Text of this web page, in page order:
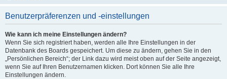
Benutzerpräferenzen und -einstellungen
Wie kann ich meine Einstellungen ändern?
Wenn Sie sich registriert haben, werden alle Ihre Einstellungen in der
Datenbank des Boards gespeichert. Um diese zu ändern, gehen Sie in den
„Persönlichen Bereich“; der Link dazu wird meist oben auf der Seite angezeigt,
wenn Sie auf Ihren Benutzernamen klicken. Dort können Sie alle Ihre
Einstellungen ändern.